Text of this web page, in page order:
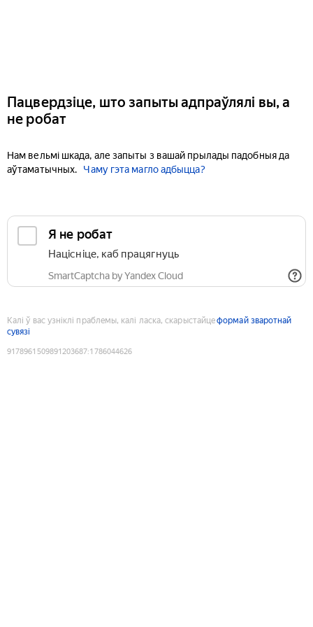
Пацвердзіце, што запыты адпраўлялі вы, а
не робат
Нам вельмі шкада, але запыты з вашай прылады падобныя да
аўтаматычных.
Чаму гэта магло адбыцца?
Я не робат
Націсніце, каб працягнуць
SmartCaptcha by Yandex Cloud
Калі ў вас узніклі праблемы, калі ласка, скарыстайцеформай зваротнай
сувязі
9178961509891203687:1786044626